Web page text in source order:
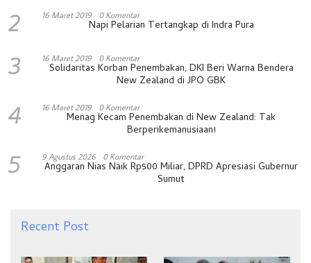
2 16 Maret 2019 0 Komentar
Napi Pelarian Tertangkap di Indra Pura
3 16 Maret 2019 0 Komentar
Solidaritas Korban Penembakan, DKI Beri Warna Bendera
New Zealand di JPO GBK
4 16 Maret 2019 0 Komentar
Menag Kecam Penembakan di New Zealand: Tak
Berperikemanusiaan!
5 9 Agustus 2026 0 Komentar
Anggaran Nias Naik Rp500 Miliar, DPRD Apresiasi Gubernur
Sumut
Recent Post